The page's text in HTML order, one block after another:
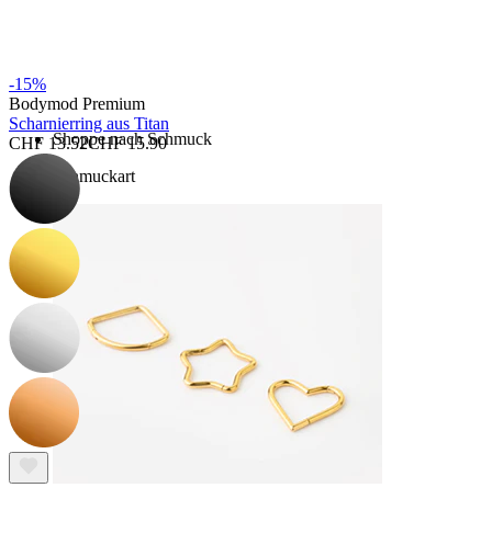
Shoppe nach Schmuck
Schmuckart
-15%
Bodymod Premium
Scharnierring aus Titan
CHF 13.52CHF 15.90